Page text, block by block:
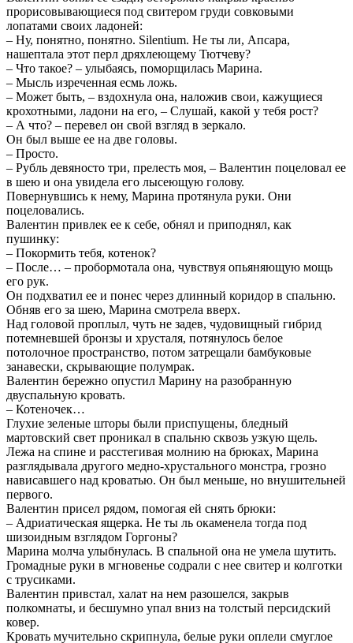
прорисовывающиеся под свитером груди совковыми
лопатами своих ладоней:
– Ну, понятно, понятно. Silentium. Не ты ли, Апсара,
нашептала этот перл дряхлеющему Тютчеву?
– Что такое? – улыбаясь, поморщилась Марина.
– Мысль изреченная еcмь ложь.
– Может быть, – вздохнула она, наложив свои, кажущиеся
крохотными, ладони на его, – Слушай, какой у тебя рост?
– А что? – перевел он свой взгляд в зеркало.
Он был выше ее на две головы.
– Просто.
– Рубль девяносто три, прелесть моя, – Валентин поцеловал ее
в шею и она увидела его лысеющую голову.
Повернувшись к нему, Марина протянула руки. Они
поцеловались.
Валентин привлек ее к себе, обнял и приподнял, как
пушинку:
– Покормить тебя, котенок?
– После… – пробормотала она, чувствуя опьяняющую мощь
его рук.
Он подхватил ее и понес через длинный коридор в спальню.
Обняв его за шею, Марина смотрела вверх.
Над головой проплыл, чуть не задев, чудовищный гибрид
потемневшей бронзы и хрусталя, потянулось белое
потолочное пространство, потом затрещали бамбуковые
занавески, скрывающие полумрак.
Валентин бережно опустил Марину на разобранную
двуспальную кровать.
– Котеночек…
Глухие зеленые шторы были приспущены, бледный
мартовский свет проникал в спальню сквозь узкую щель.
Лежа на спине и расстегивая молнию на брюках, Марина
разглядывала другого медно-хрустального монстра, грозно
нависавшего над кроватью. Он был меньше, но внушительней
первого.
Валентин присел рядом, помогая ей снять брюки:
– Адриатическая ящерка. Не ты ль окаменела тогда под
шизоидным взглядом Горгоны?
Марина молча улыбнулась. В спальной она не умела шутить.
Громадные руки в мгновенье содрали с нее свитер и колготки
с трусиками.
Валентин привстал, халат на нем разошелся, закрыв
полкомнаты, и бесшумно упал вниз на толстый персидский
ковер.
Кровать мучительно скрипнула, белые руки оплели смуглое